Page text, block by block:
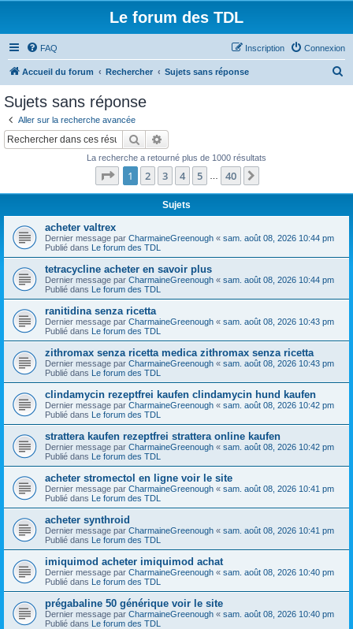
Le forum des TDL
FAQ Connexion
Inscription
Accueil du forum Rechercher Sujets sans réponse
Sujets sans réponse
Aller sur la recherche avancée
Rechercher
La recherche a retourné plus de 1000 résultats
Page 1sur40
1 2 3 4 5 40
Sujets
acheter valtrex
Dernier message par CharmaineGreenough « sam. août 08, 2026 10:44 pm
Publié dans Le forum des TDL
tetracycline acheter en savoir plus
Dernier message par CharmaineGreenough « sam. août 08, 2026 10:44 pm
Publié dans Le forum des TDL
ranitidina senza ricetta
Dernier message par CharmaineGreenough « sam. août 08, 2026 10:43 pm
Publié dans Le forum des TDL
zithromax senza ricetta medica zithromax senza ricetta
Dernier message par CharmaineGreenough « sam. août 08, 2026 10:43 pm
Publié dans Le forum des TDL
clindamycin rezeptfrei kaufen clindamycin hund kaufen
Dernier message par CharmaineGreenough « sam. août 08, 2026 10:42 pm
Publié dans Le forum des TDL
strattera kaufen rezeptfrei strattera online kaufen
Dernier message par CharmaineGreenough « sam. août 08, 2026 10:42 pm
Publié dans Le forum des TDL
acheter stromectol en ligne voir le site
Dernier message par CharmaineGreenough « sam. août 08, 2026 10:41 pm
Publié dans Le forum des TDL
acheter synthroid
Dernier message par CharmaineGreenough « sam. août 08, 2026 10:41 pm
Publié dans Le forum des TDL
imiquimod acheter imiquimod achat
Dernier message par CharmaineGreenough « sam. août 08, 2026 10:40 pm
Publié dans Le forum des TDL
prégabaline 50 générique voir le site
Dernier message par CharmaineGreenough « sam. août 08, 2026 10:40 pm
Publié dans Le forum des TDL